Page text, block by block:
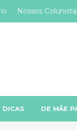
Nossos
DICAS DE MÃE